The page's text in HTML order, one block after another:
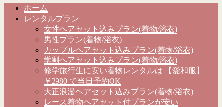
ホーム
レンタルプラン
女性ヘアセット込みプラン(着物/浴衣)
男性プラン(着物/浴衣)
カップルヘアセット込みプラン(着物/浴衣)
学割ヘアセット込みプラン(着物/浴衣)
修学旅行生に安い着物レンタルは 【愛和服】
￥2980 で当日予約OK
大正浪漫ヘアセット込みプラン(着物/浴衣)
レース着物ヘアセット付プランが安い